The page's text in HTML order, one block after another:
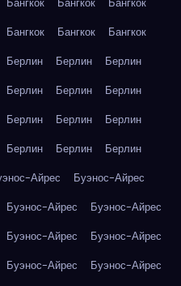
Бангкок Бангкок
Бангкок
Берлин Берлин
Берлин
Берлин Берлин
Берлин
Берлин Берлин
Берлин
Берлин Берлин
Берлин
Айрес
Буэнос-Айрес
Буэнос-Айрес
Буэнос-Айрес
Буэнос-Айрес
Буэнос-Айрес
Буэнос-Айрес
Буэнос-Айрес